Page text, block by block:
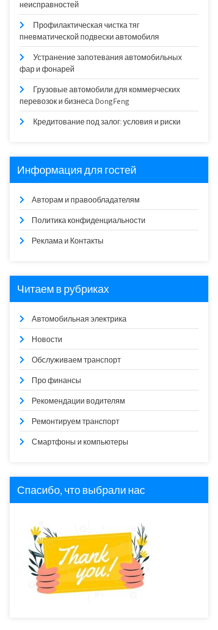
неисправностей
Профилактическая чистка тяг
пневматической подвески автомобиля
Устранение запотевания автомобильных
фар и фонарей
Грузовые автомобили для коммерческих
перевозок и бизнеса DongFeng
Кредитование под залог: условия и риски
Информация для гостей
Авторам и правообладателям
Политика конфиденциальности
Реклама и Контакты
Читаем в рубриках
Автомобильная электрика
Новости
Обслуживаем транспорт
Про финансы
Рекомендации водителям
Ремонтируем транспорт
Смартфоны и компьютеры
Спасибо, что выбрали нас